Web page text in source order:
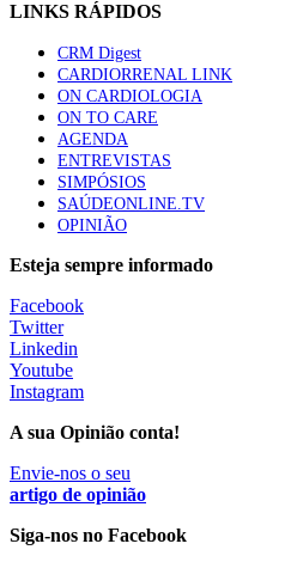
Trodelvy aprovado para
elegíveis para inibidores
61 visualizações
Especialistas defendem
para ajudar a controlar a
57 visualizações
MAIS NOTÍCIAS
ULS Alto Alentejo e IPO de Lisboa
Oncologia, formação e investigação
5 Ago, 2026
Estudo aponta potencial da casca
da inflamação da asma
5 Ago, 2026
LINKS RÁPIDOS
CRM Digest
CARDIORRENAL LINK
ON CARDIOLOGIA
ON TO CARE
AGENDA
ENTREVISTAS
SIMPÓSIOS
SAÚDEONLINE.TV
OPINIÃO
Esteja sempre informado
Facebook
Twitter
Linkedin
Youtube
Instagram
A sua Opinião conta!
Envie-nos o seu
artigo de opinião
Siga-nos no Facebook